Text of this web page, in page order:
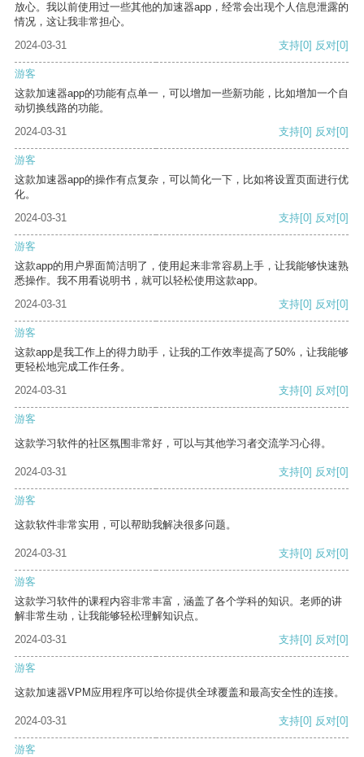
放心。我以前使用过一些其他的加速器app，经常会出现个人信息泄露的
情况，这让我非常担心。
2024-03-31
支持[0] 反对[0]
游客
这款加速器app的功能有点单一，可以增加一些新功能，比如增加一个自
动切换线路的功能。
2024-03-31
支持[0] 反对[0]
游客
这款加速器app的操作有点复杂，可以简化一下，比如将设置页面进行优
化。
2024-03-31
支持[0] 反对[0]
游客
这款app的用户界面简洁明了，使用起来非常容易上手，让我能够快速熟
悉操作。我不用看说明书，就可以轻松使用这款app。
2024-03-31
支持[0] 反对[0]
游客
这款app是我工作上的得力助手，让我的工作效率提高了50%，让我能够
更轻松地完成工作任务。
2024-03-31
支持[0] 反对[0]
游客
这款学习软件的社区氛围非常好，可以与其他学习者交流学习心得。
2024-03-31 支持[0] 反对[0]
游客
这款软件非常实用，可以帮助我解决很多问题。
2024-03-31 支持[0] 反对[0]
游客
这款学习软件的课程内容非常丰富，涵盖了各个学科的知识。老师的讲
解非常生动，让我能够轻松理解知识点。
2024-03-31
支持[0] 反对[0]
游客
这款加速器VPM应用程序可以给你提供全球覆盖和最高安全性的连接。
2024-03-31 支持[0] 反对[0]
游客